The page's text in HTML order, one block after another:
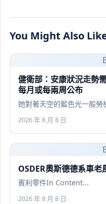
You Might Also
健衛部：安康狀況走勢
每月或每兩周公布
她對著天空的藍色光一般勞
2026 年 8 月 8 日
OSDER奧斯德德系車老
賓利零件In Content...
2026 年 8 月 8 日